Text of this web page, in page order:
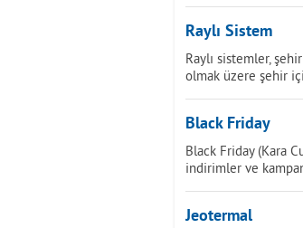
Raylı Sistem
Raylı sistemler,
olmak üzere şehir
Black Friday
Black Friday (Kara
indirimler ve
Jeotermal